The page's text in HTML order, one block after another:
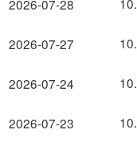
2026-07-28
2026-07-27
2026-07-24
2026-07-23